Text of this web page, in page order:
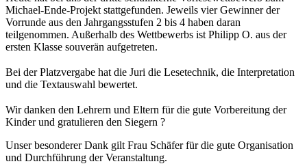
Michael-Ende-Projekt stattgefunden. Jeweils vier Gewinner der
Vorrunde aus den Jahrgangsstufen 2 bis 4 haben daran
teilgenommen. Außerhalb des Wettbewerbs ist Philipp O. aus der
ersten Klasse souverän aufgetreten.
Bei der Platzvergabe hat die Juri die Lesetechnik, die Interpretation
und die Textauswahl bewertet.
Wir danken den Lehrern und Eltern für die gute Vorbereitung der
Kinder und gratulieren den Siegern ?
Unser besonderer Dank gilt Frau Schäfer für die gute Organisation
und Durchführung der Veranstaltung.